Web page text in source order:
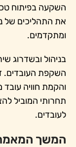
השקעה בפיתוח
את התהליכים של
ומתקדמים.
בניהול ובשדרוג
השקפת העובדים.
והקמת חוויה עובד
תחרותי המוביל
לעובדים.
המשך